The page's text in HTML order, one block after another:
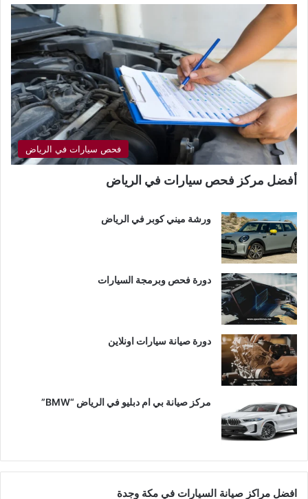
فحص سيارات في الرياض
أفضل مركز فحص سيارات في الرياض
ورشة ميني كوبر في الرياض
دورة فحص وبرمجة السيارات
دورة صيانة سيارات اونلاين
مركز صيانة بي ام دبليو في الرياض “BMW”
افضل مراكز صيانة السيارات في مكة وجدة